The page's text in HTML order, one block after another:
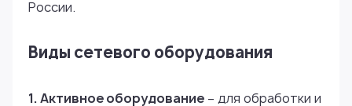
России.
Виды сетевого оборудования
1. Активное оборудование – для обработки и